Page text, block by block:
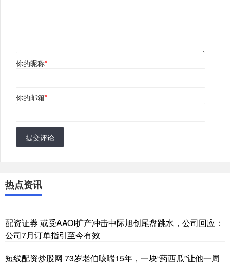
你的昵称*
你的邮箱*
提交评论
热点资讯
配资证券 或受AAOI扩产冲击中际旭创尾盘跳水，公司回应：
公司7月订单指引至今有效
短线配资炒股网 73岁老伯咳喘15年，一块“药西瓜”让他一周